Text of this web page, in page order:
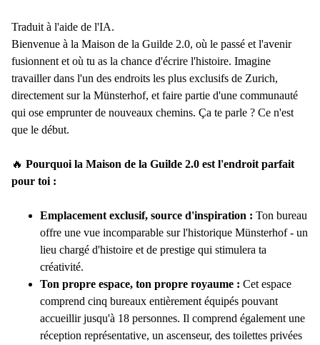
10 Zürich
Traduit à l'aide de l'IA.
Bienvenue à la Maison de la Guilde 2.0, où le passé et l'avenir
fusionnent et où tu as la chance d'écrire l'histoire. Imagine
travailler dans l'un des endroits les plus exclusifs de Zurich,
directement sur la Münsterhof, et faire partie d'une communauté
qui ose emprunter de nouveaux chemins. Ça te parle ? Ce n'est
que le début.
🔥 Pourquoi la Maison de la Guilde 2.0 est l'endroit parfait
pour toi :
Emplacement exclusif, source d'inspiration : Ton bureau
offre une vue incomparable sur l'historique Münsterhof - un
lieu chargé d'histoire et de prestige qui stimulera ta
créativité.
Ton propre espace, ton propre royaume : Cet espace
comprend cinq bureaux entièrement équipés pouvant
accueillir jusqu'à 18 personnes. Il comprend également une
réception représentative, un ascenseur, des toilettes privées